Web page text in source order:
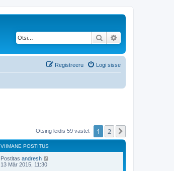
Otsi
Logi sisse
Registreeru
Otsing leidis 59 vastet 1 2
VIIMANE POSTITUS
Postitas andresh
13 Mär 2015, 11:30